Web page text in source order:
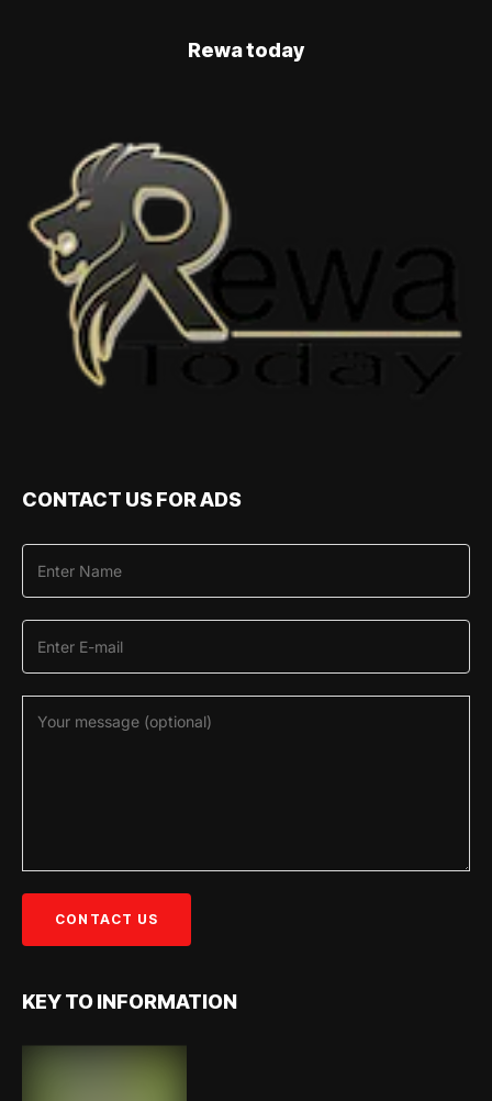
Rewa today
CONTACT US FOR ADS
KEY TO INFORMATION